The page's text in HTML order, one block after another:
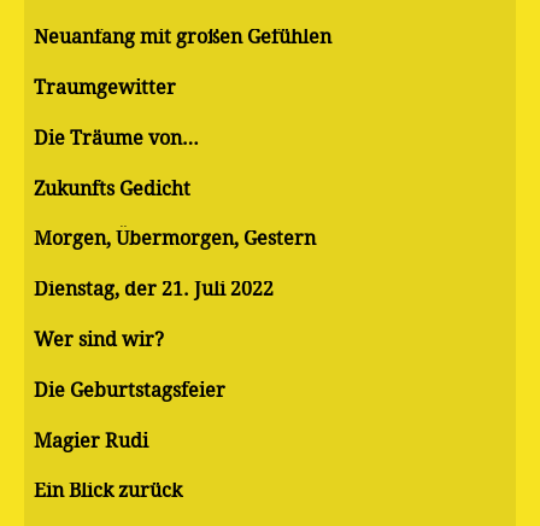
Neuanfang mit großen Gefühlen
Traumgewitter
Die Träume von…
Zukunfts Gedicht
Morgen, Übermorgen, Gestern
Dienstag, der 21. Juli 2022
Wer sind wir?
Die Geburtstagsfeier
Magier Rudi
Ein Blick zurück